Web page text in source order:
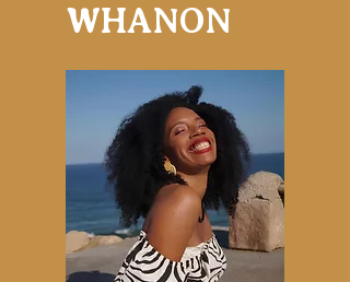
WHANON